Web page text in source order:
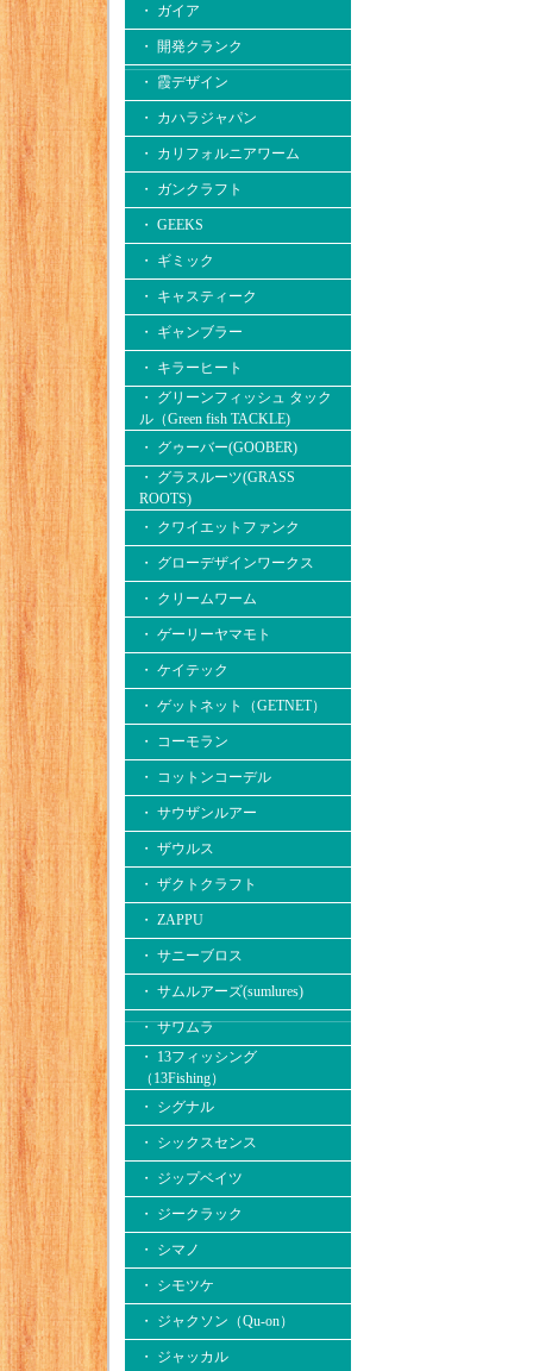
・ ガイア
・ 開発クランク
・ 霞デザイン
・ カハラジャパン
・ カリフォルニアワーム
・ ガンクラフト
・ GEEKS
・ ギミック
・ キャスティーク
・ ギャンブラー
・ キラーヒート
・ グリーンフィッシュ タック
ル（Green fish TACKLE)
・ グゥーバー(GOOBER)
・ グラスルーツ(GRASS
ROOTS)
・ クワイエットファンク
・ グローデザインワークス
・ クリームワーム
・ ゲーリーヤマモト
・ ケイテック
・ ゲットネット（GETNET）
・ コーモラン
・ コットンコーデル
・ サウザンルアー
・ ザウルス
・ ザクトクラフト
・ ZAPPU
・ サニーブロス
・ サムルアーズ(sumlures)
・ サワムラ
・ 13フィッシング
（13Fishing）
・ シグナル
・ シックスセンス
・ ジップベイツ
・ ジークラック
・ シマノ
・ シモツケ
・ ジャクソン（Qu-on）
・ ジャッカル